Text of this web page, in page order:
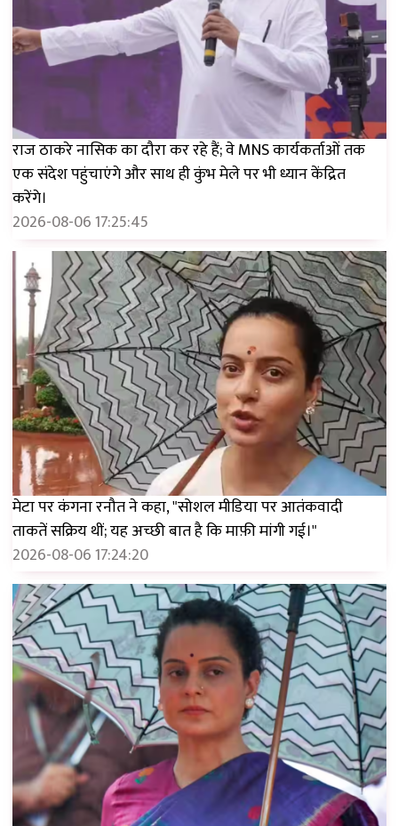
राज ठाकरे नासिक का दौरा कर रहे हैं; वे MNS कार्यकर्ताओं तक
एक संदेश पहुंचाएंगे और साथ ही कुंभ मेले पर भी ध्यान केंद्रित
करेंगे।
2026-08-06 17:25:45
मेटा पर कंगना रनौत ने कहा, "सोशल मीडिया पर आतंकवादी
ताकतें सक्रिय थीं; यह अच्छी बात है कि माफ़ी मांगी गई।"
2026-08-06 17:24:20